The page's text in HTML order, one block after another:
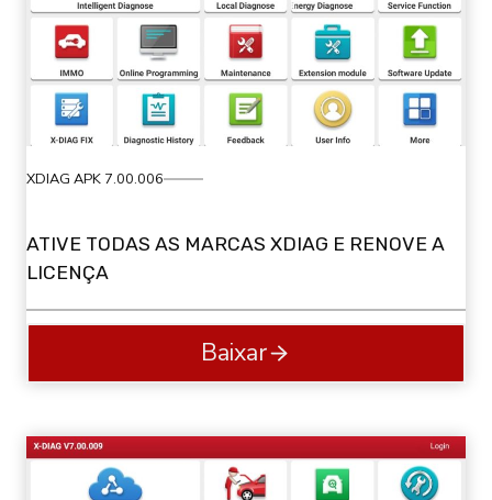
XDIAG APK 7.00.006
ATIVE TODAS AS MARCAS XDIAG E RENOVE A
LICENÇA
Baixar